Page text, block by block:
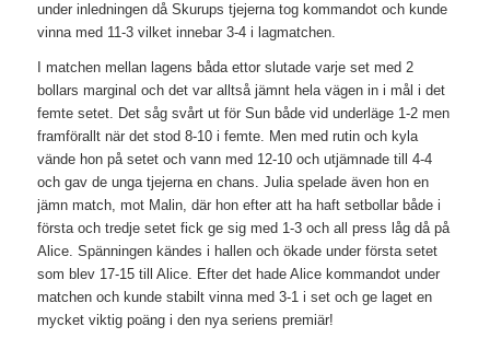
under inledningen då Skurups tjejerna tog kommandot och kunde
vinna med 11-3 vilket innebar 3-4 i lagmatchen.
I matchen mellan lagens båda ettor slutade varje set med 2
bollars marginal och det var alltså jämnt hela vägen in i mål i det
femte setet. Det såg svårt ut för Sun både vid underläge 1-2 men
framförallt när det stod 8-10 i femte. Men med rutin och kyla
vände hon på setet och vann med 12-10 och utjämnade till 4-4
och gav de unga tjejerna en chans. Julia spelade även hon en
jämn match, mot Malin, där hon efter att ha haft setbollar både i
första och tredje setet fick ge sig med 1-3 och all press låg då på
Alice. Spänningen kändes i hallen och ökade under första setet
som blev 17-15 till Alice. Efter det hade Alice kommandot under
matchen och kunde stabilt vinna med 3-1 i set och ge laget en
mycket viktig poäng i den nya seriens premiär!